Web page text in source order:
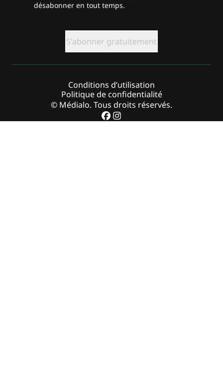
désabonner en tout temps.
© Médialo. Tous droits réservés.
Conditions d’utilisation
Politique de confidentialité